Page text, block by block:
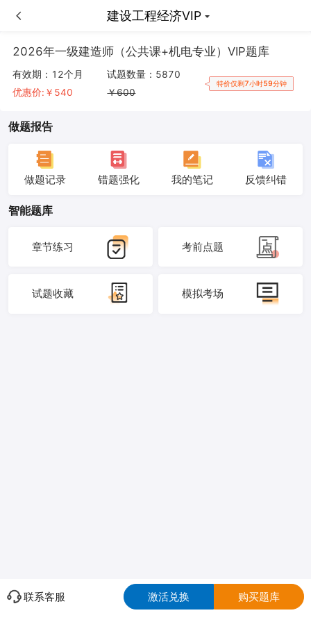
建设工程经济VIP
机电工程管理与实务VIP
2026年一级建造师（公共课+机电专业）VIP题库
有效期： 12个月
优惠价:￥ 540
试题数量： 5870
￥600
特价仅剩7小时59分钟
做题报告
做题记录 错题强化 我的笔记 反馈纠错
智能题库
章节练习 考前点题
试题收藏 模拟考场
联系客服 激活兑换 购买题库